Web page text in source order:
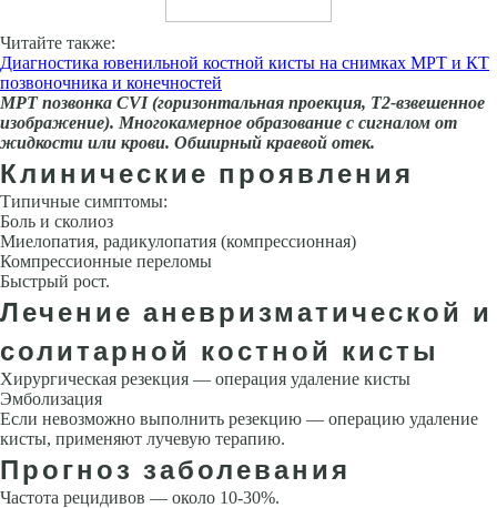
Читайте также:
Диагностика ювенильной костной кисты на снимках МРТ и КТ
позвоночника и конечностей
МРТ позвонка CVI (горизонтальная проекция, Т2-взвешенное
изображение). Многокамерное образование с сигналом от
жидкости или крови. Обширный краевой отек.
Клинические проявления
Типичные симптомы:
Боль и сколиоз
Миелопатия, радикулопатия (компрессионная)
Компрессионные переломы
Быстрый рост.
Лечение аневризматической и
солитарной костной кисты
Хирургическая резекция — операция удаление кисты
Эмболизация
Если невозможно выполнить резекцию — операцию удаление
кисты, применяют лучевую терапию.
Прогноз заболевания
Частота рецидивов — около 10-30%.